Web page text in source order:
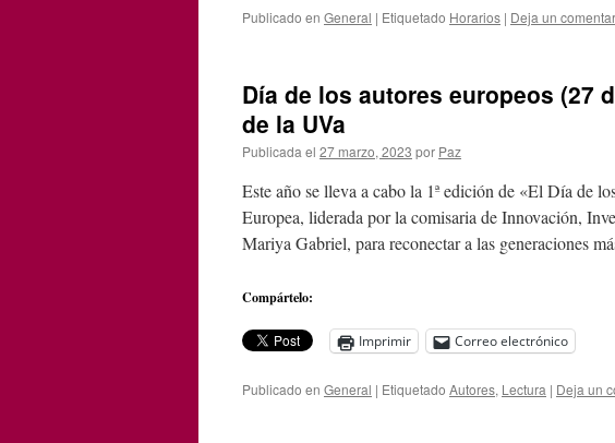
Publicado en General | Etiquetado Horarios | Deja un
Día de los autores europeos (27
de la UVa
Publicada el 27 marzo, 2023 por Paz
Este año se lleva a cabo la 1ª edición de «El Día de
Europea, liderada por la comisaria de Innovación,
Mariya Gabriel, para reconectar a las generaciones
Compártelo:
Imprimir Correo electrónico
Publicado en General | Etiquetado Autores, Lectura | Deja un